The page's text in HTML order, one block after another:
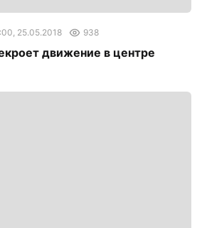
25.05.2018 938
движение в центре